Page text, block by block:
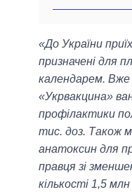
«До України
призначені для
календарем. Вже
«Укрвакцина»
профілактики
тис. доз. Також
анатоксин для
правця зі
кількості 1,5